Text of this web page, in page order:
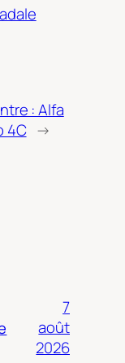
: Alfa
4C →
7
août
2026